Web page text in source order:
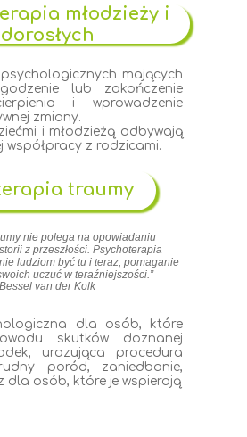
traumy
młodzieży i
dorosłych
nie polega na opowiadaniu
z przeszłości. Psychoterapia
ludziom być tu i teraz, pomaganie
uczuć w teraźniejszości.”
Bessel van der Kolk
dla osób, które
skutków doznanej
urazująca procedura
poród, zaniedbanie,
dla osób, które je wspierają
mających
lub zakończenie
i wprowadzenie
zmiany.
i młodzieżą odbywają
współpracy z rodzicami.